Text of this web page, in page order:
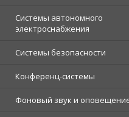
Системы автономного
электроснабжения
Системы безопасности
Конференц-системы
Фоновый звук и